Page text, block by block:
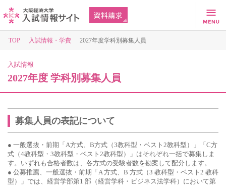
TOP 入試情報・学費 2027年度学科別募集人員
入試情報
2027年度 学科別募集人員
募集人員の表記について
● 一般選抜・前期「A方式、B方式（3教科型・ベスト2教科型）」「C方
式（4教科型・3教科型・ベスト2教科型）」はそれぞれ一括で募集しま
す。いずれも合格者数は、各方式の受験者数を勘案して配分します。
● 公募推薦、一般選抜・前期「A 方式、B 方式（3 教科型・ベスト2 教科
型）」では、経営学部第1 部（経営学科・ビジネス法学科）において第